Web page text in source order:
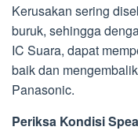
Kerusakan sering
buruk, sehingga
IC Suara, dapat
baik dan
Panasonic.
Periksa Kondisi